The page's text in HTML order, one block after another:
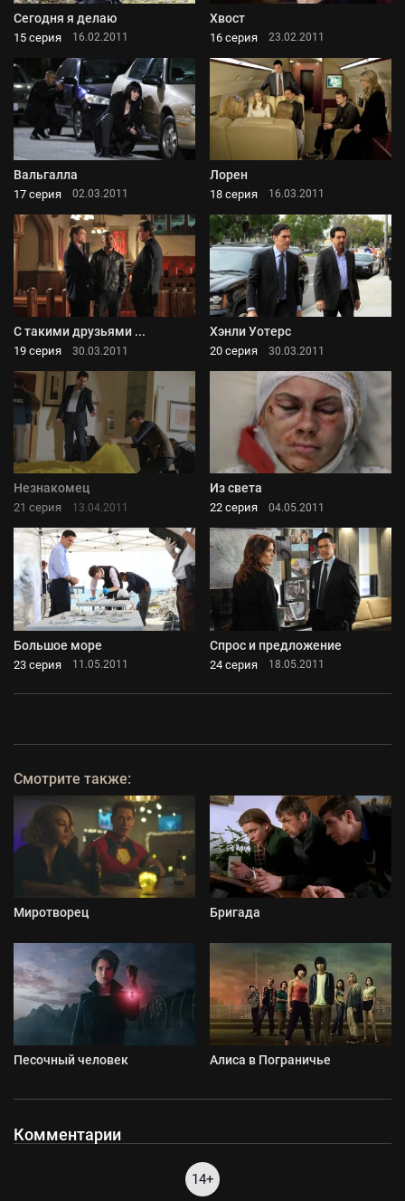
Сегодня я делаю
15 серия 16.02.2011
Хвост
16 серия 23.02.2011
Вальгалла
17 серия 02.03.2011
Лорен
18 серия 16.03.2011
С такими друзьями ...
19 серия 30.03.2011
Хэнли Уотерс
20 серия 30.03.2011
Незнакомец
21 серия 13.04.2011
Из света
22 серия 04.05.2011
Большое море
23 серия 11.05.2011
Спрос и предложение
24 серия 18.05.2011
Смотрите также:
Миротворец Бригада
Песочный человек Алиса в Пограничье
Комментарии
14+